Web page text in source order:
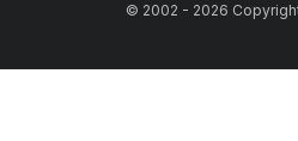
© 2002 - 2026